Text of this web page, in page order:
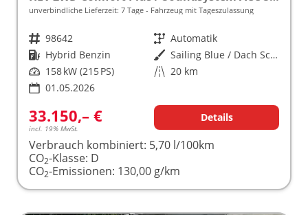
unverbindliche Lieferzeit: 7 Tage Fahrzeug mit Tageszulassung
Fahrzeugnr. 98642 Getriebe Automatik
Kraftstoff Hybrid Benzin Außenfarbe
Sailing Blue / Dach Schwarz
Leistung 158 kW (215 PS) Kilometerstand 20 km
01.05.2026
33.150,– €
incl. 19% MwSt.
Details
Verbrauch kombiniert: 5,70 l/100km
CO2-Klasse: D
CO2-Emissionen: 130,00 g/km